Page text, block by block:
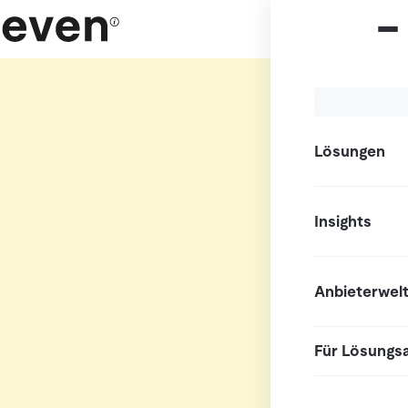
Lösungen
Insights
Anbieterwelt
Für